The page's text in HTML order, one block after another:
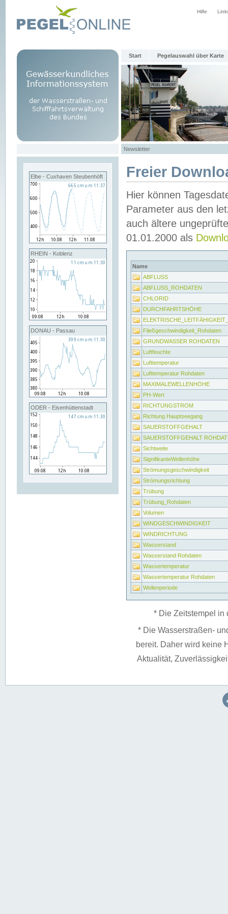
Hilfe
Start Pegelauswahl über Karte
Newsletter
Elbe - Cuxhaven Steubenhöft
RHEIN - Koblenz
DONAU - Passau
ODER - Eisenhüttenstadt
Freier
Hier können
Parameter aus den
auch ältere
01.01.2000 als
Name
ABFLUSS
ABFLUSS_ROHDATEN
CHLORID
DURCHFAHRTSHÖHE
Fließgeschwindigkeit_Rohdaten
GRUNDWASSER ROHDATEN
Luftfeuchte
Lufttemperatur
Lufttemperatur Rohdaten
MAXIMALEWELLENHÖHE
PH-Wert
RICHTUNGSTROM
Richtung Hauptseegang
SAUERSTOFFGEHALT
SAUERSTOFFGEHALT
Sichtweite
SignifikanteWellenhöhe
Strömungsgeschwindigkeit
Strömungsrichtung
Trübung
Trübung_Rohdaten
Volumen
WINDGESCHWINDIGKEIT
WINDRICHTUNG
Wasserstand
Wasserstand Rohdaten
Wassertemperatur
Wassertemperatur Rohdaten
Wellenperiode
* Die Zeitstempel in
* Die Wasserstraßen-
bereit. Daher wird keine
Aktualität,